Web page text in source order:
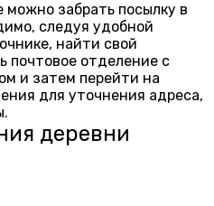
можно забрать посылку в
следуя удобной
найти свой
почтовое отделение с
и затем перейти на
для уточнения адреса,
деревни